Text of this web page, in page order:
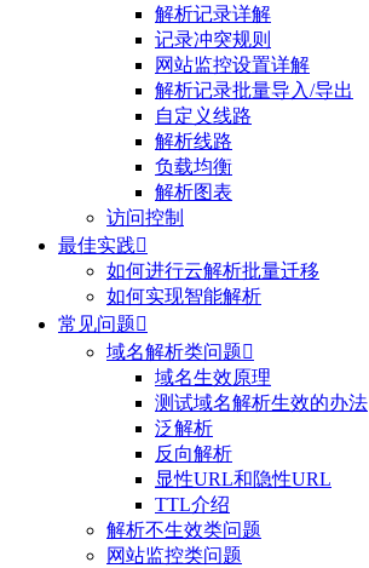
解析记录详解
记录冲突规则
网站监控设置详解
解析记录批量导入/导出
自定义线路
解析线路
负载均衡
解析图表
访问控制
最佳实践
如何进行云解析批量迁移
如何实现智能解析
常见问题
域名解析类问题
域名生效原理
测试域名解析生效的办法
泛解析
反向解析
显性URL和隐性URL
TTL介绍
解析不生效类问题
网站监控类问题